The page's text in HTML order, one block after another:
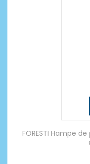
FORESTI Hampe